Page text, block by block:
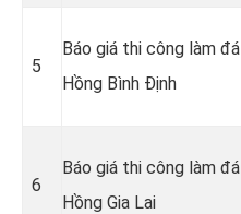
5
Báo giá thi công làm đá
Hồng Bình Định
6
Báo giá thi công làm đá
Hồng Gia Lai